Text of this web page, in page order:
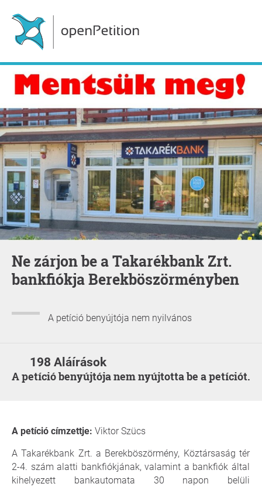
Ne zárjon be a Takarékbank Zrt.
bankfiókja Berekböszörményben
A petíció benyújtója nem nyilvános
198 Aláírások
A petíció benyújtója nem nyújtotta be a petíciót.
A petíció címzettje: Viktor Szücs
A Takarékbank Zrt. a Berekböszörmény, Köztársaság tér
2-4. szám alatti bankfiókjának, valamint a bankfiók által
kihelyezett bankautomata 30 napon belüli